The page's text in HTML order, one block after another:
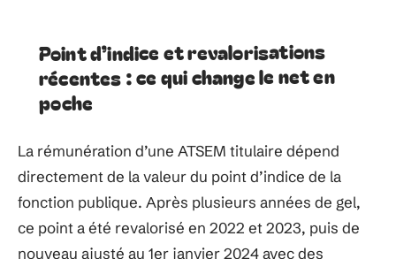
Point d’indice et revalorisations
récentes : ce qui change le net en
poche
La rémunération d’une ATSEM titulaire dépend
directement de la valeur du point d’indice de la
fonction publique. Après plusieurs années de gel,
ce point a été revalorisé en 2022 et 2023, puis de
nouveau ajusté au 1er janvier 2024 avec des